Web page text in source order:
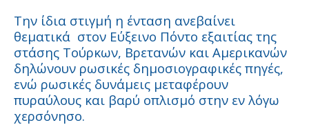
Την ίδια στιγμή η ένταση ανεβαίνει
θεματικά στον Εύξεινο Πόντο εξαιτίας της
στάσης Τούρκων, Βρετανών και Αμερικανών
δηλώνουν ρωσικές δημοσιογραφικές πηγές,
ενώ ρωσικές δυνάμεις μεταφέρουν
πυραύλους και βαρύ οπλισμό στην εν λόγω
χερσόνησο.